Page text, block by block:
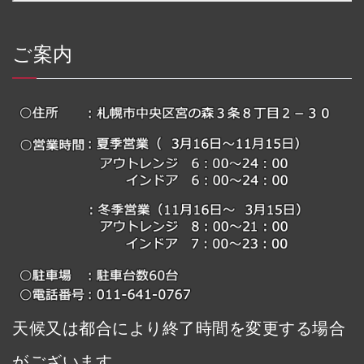
ご案内
天候又は都合により終了時間を変更する場合